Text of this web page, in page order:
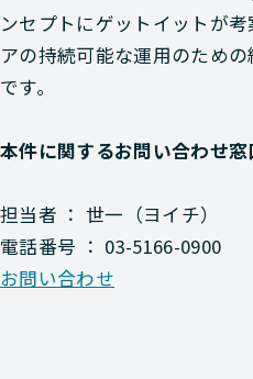
ンセプトにゲットイットが
アの持続可能な運用のため
です。
本件に関するお問い合わせ窓
担当者 ： 世一（ヨイチ）
電話番号 ： 03-5166-0900
お問い合わせ